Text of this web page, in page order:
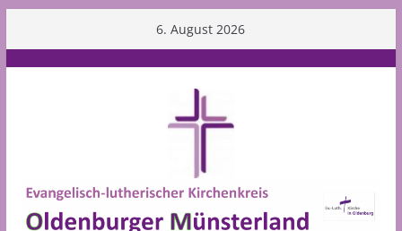
to
content
6. August 2026